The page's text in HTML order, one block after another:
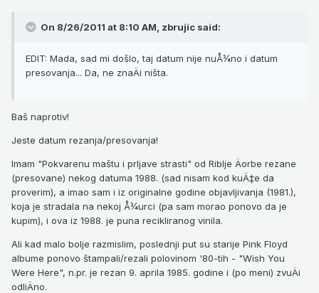
On 8/26/2011 at 8:10 AM, zbrujic said:
EDIT: Mada, sad mi došlo, taj datum nije nuÅ¾no i datum
presovanja... Da, ne znaÄi ništa.
Baš naprotiv!
Jeste datum rezanja/presovanja!
Imam "Pokvarenu maštu i prljave strasti" od Riblje Äorbe rezane
(presovane) nekog datuma 1988. (sad nisam kod kuÄ‡e da
proverim), a imao sam i iz originalne godine objavljivanja (1981.),
koja je stradala na nekoj Å¾urci (pa sam morao ponovo da je
kupim), i ova iz 1988. je puna recikliranog vinila.
Ali kad malo bolje razmislim, poslednji put su starije Pink Floyd
albume ponovo štampali/rezali polovinom '80-tih - "Wish You
Were Here", n.pr. je rezan 9. aprila 1985. godine i (po meni) zvuÄi
odliÄno.